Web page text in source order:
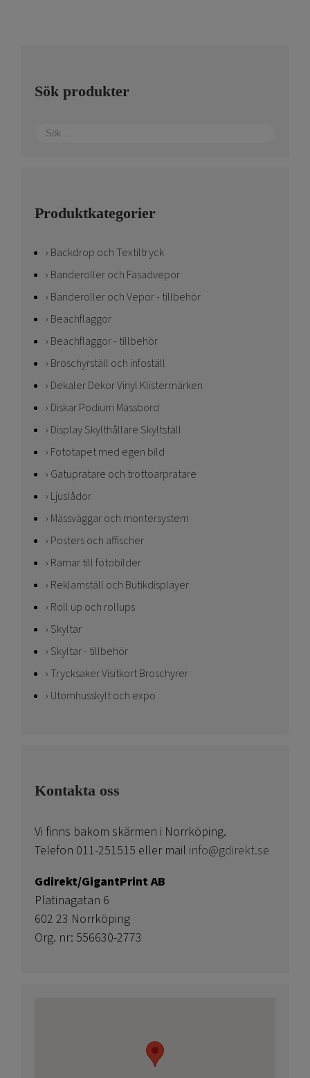
Sök produkter
Produktkategorier
Backdrop och Textiltryck
Banderoller och Fasadvepor
Banderoller och Vepor - tillbehör
Beachflaggor
Beachflaggor - tillbehör
Broschyrställ och infoställ
Dekaler Dekor Vinyl Klistermärken
Diskar Podium Mässbord
Display Skylthållare Skyltställ
Fototapet med egen bild
Gatupratare och trottoarpratare
Ljuslådor
Mässväggar och montersystem
Posters och affischer
Ramar till fotobilder
Reklamställ och Butikdisplayer
Roll up och rollups
Skyltar
Skyltar - tillbehör
Trycksaker Visitkort Broschyrer
Utomhusskylt och expo
Kontakta oss
Vi finns bakom skärmen i Norrköping.
Telefon 011-251515 eller mail info@gdirekt.se
Gdirekt/GigantPrint AB
Platinagatan 6
602 23 Norrköping
Org. nr: 556630-2773